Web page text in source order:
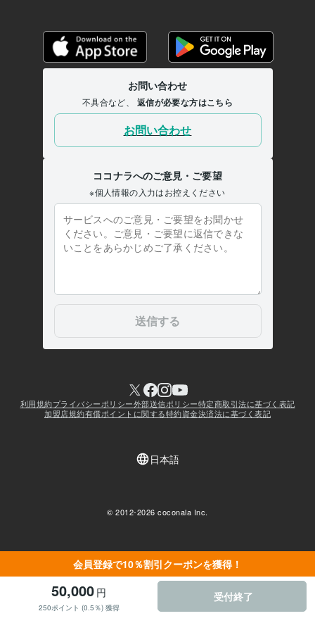
会員登録で10％割引クーポンを獲得！
50,000 円
250ポイント (0.5％) 獲得
受付終了